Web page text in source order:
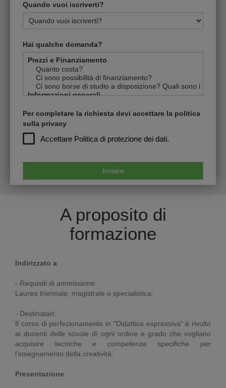
Quando vuoi iscriverti?
Hai qualche domanda?
Per completare la richiesta devi accettare la politica
sulla privacy
Accettare Politica di protezione dei dati.
A proposito di
formazione
Indirizzato a
- Requisiti di ammissione:
Laurea triennale, magistrale o specialistica.
- Destinatari:
Il corso di perfezionamento in "Didattica espressiva" è rivolto
ai docenti delle scuole di ogni ordine e grado che vogliano
acquisire tecniche e competenze specifiche per
l’insegnamento della creatività.
Presentazione